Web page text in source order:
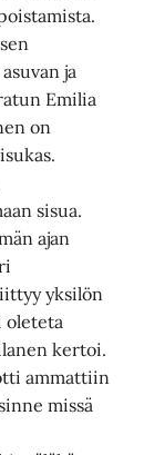
ja
Emilia
on
sisua.
ajan
yksilön
oleteta
kertoi.
ammattiin
missä